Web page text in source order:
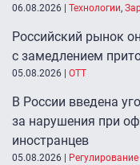
06.08.2026 Технологии,
Российский рынок
с замедлением
05.08.2026 ОТТ
В России введена
за нарушения при
иностранцев
05.08.2026 Регулирование